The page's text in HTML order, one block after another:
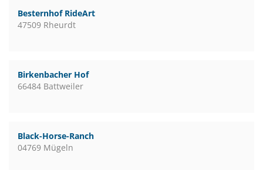
Besternhof RideArt
47509 Rheurdt
Birkenbacher Hof
66484 Battweiler
Black-Horse-Ranch
04769 Mügeln